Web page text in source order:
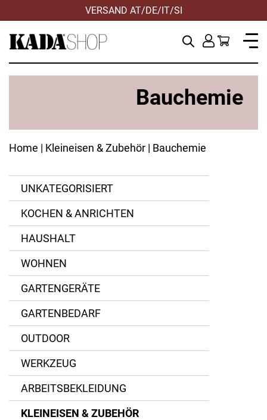
VERSAND AT/DE/IT/SI
ZUSTELLUNG
Bauchemie
Home | Kleineisen & Zubehör | Bauchemie
UNKATEGORISIERT
KOCHEN & ANRICHTEN
HAUSHALT
WOHNEN
GARTENGERÄTE
GARTENBEDARF
OUTDOOR
WERKZEUG
ARBEITSBEKLEIDUNG
KLEINEISEN & ZUBEHÖR
Adler-Lacke
ANWENDEN
ANWENDEN